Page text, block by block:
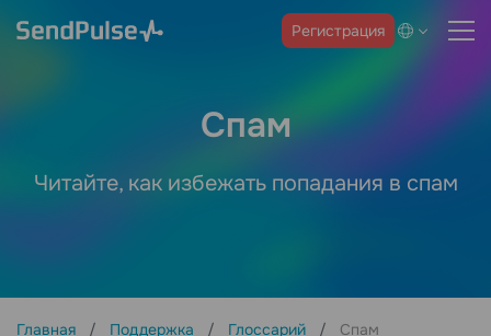
Регистрация
Спам
Читайте, как избежать попадания в спам
Главная Поддержка Глоссарий Спам